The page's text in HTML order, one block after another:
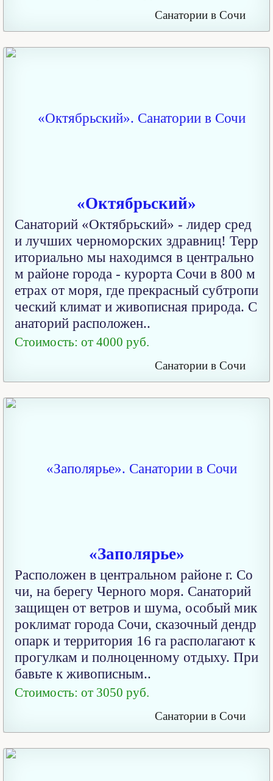
Санатории в Сочи
«Октябрьский»
Санаторий «Октябрьский» - лидер сред
и лучших черноморских здравниц! Терр
иториально мы находимся в центрально
м районе города - курорта Сочи в 800 м
етрах от моря, где прекрасный субтропи
ческий климат и живописная природа. С
анаторий расположен..
Стоимость: от 4000 руб.
Санатории в Сочи
«Заполярье»
Расположен в центральном районе г. Со
чи, на берегу Черного моря. Санаторий
защищен от ветров и шума, особый мик
роклимат города Сочи, сказочный дендр
опарк и территория 16 га располагают к
прогулкам и полноценному отдыху. При
бавьте к живописным..
Стоимость: от 3050 руб.
Санатории в Сочи